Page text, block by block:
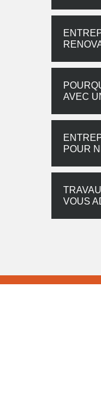
AVEC
POUR
VOUS